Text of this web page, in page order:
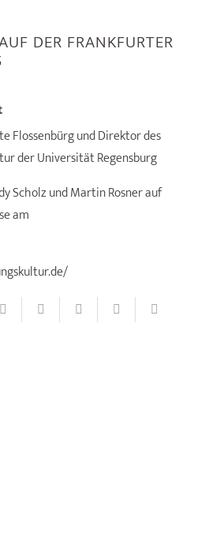
DER FRANKFURTER
Flossenbürg und Direktor des
der Universität Regensburg
Scholz und Martin Rosner auf
am